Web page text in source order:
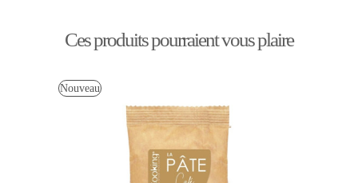
Ces produits pourraient vous plaire
Nouveau